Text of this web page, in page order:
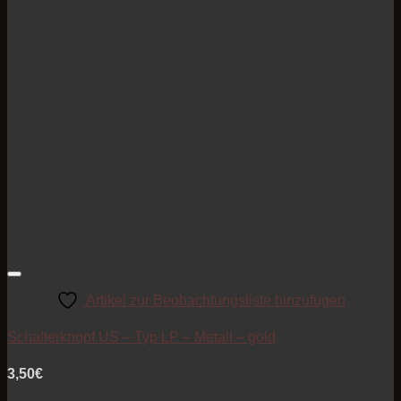
Artikel zur Beobachtungsliste hinzufügen
Schalterknopf US – Typ LP – Metall – gold
3,50€